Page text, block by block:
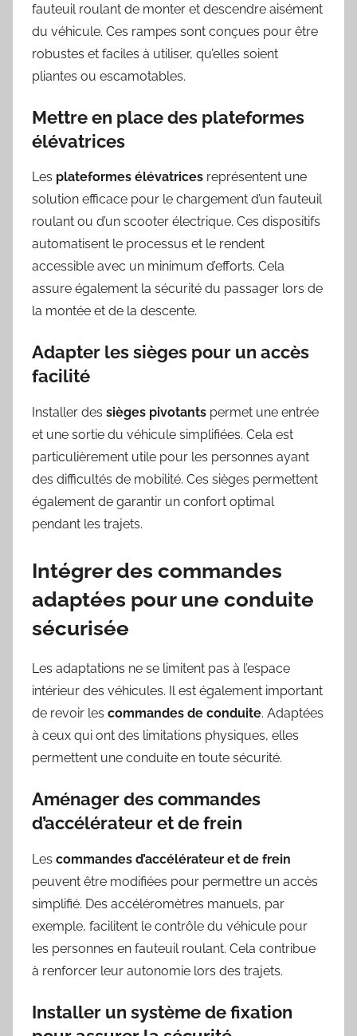
fauteuil roulant de monter et descendre aisément
du véhicule. Ces rampes sont conçues pour être
robustes et faciles à utiliser, qu’elles soient
pliantes ou escamotables.
Mettre en place des plateformes
élévatrices
Les plateformes élévatrices représentent une
solution efficace pour le chargement d’un fauteuil
roulant ou d’un scooter électrique. Ces dispositifs
automatisent le processus et le rendent
accessible avec un minimum d’efforts. Cela
assure également la sécurité du passager lors de
la montée et de la descente.
Adapter les sièges pour un accès
facilité
Installer des sièges pivotants permet une entrée
et une sortie du véhicule simplifiées. Cela est
particulièrement utile pour les personnes ayant
des difficultés de mobilité. Ces sièges permettent
également de garantir un confort optimal
pendant les trajets.
Intégrer des commandes
adaptées pour une conduite
sécurisée
Les adaptations ne se limitent pas à l’espace
intérieur des véhicules. Il est également important
de revoir les commandes de conduite. Adaptées
à ceux qui ont des limitations physiques, elles
permettent une conduite en toute sécurité.
Aménager des commandes
d’accélérateur et de frein
Les commandes d’accélérateur et de frein
peuvent être modifiées pour permettre un accès
simplifié. Des accéléromètres manuels, par
exemple, facilitent le contrôle du véhicule pour
les personnes en fauteuil roulant. Cela contribue
à renforcer leur autonomie lors des trajets.
Installer un système de fixation